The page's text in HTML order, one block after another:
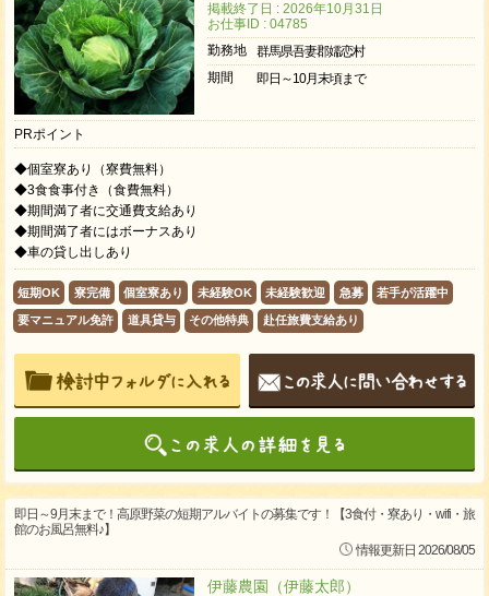
掲載終了日 : 2026年10月31日
お仕事ID : 04785
勤務地
群馬県吾妻郡嬬恋村
期間
即日～10月末頃まで
PRポイント
◆個室寮あり（寮費無料）
◆3食食事付き（食費無料）
◆期間満了者に交通費支給あり
◆期間満了者にはボーナスあり
◆車の貸し出しあり
短期OK 寮完備 個室寮あり 未経験OK 未経験歓迎 急募 若手が活躍中
要マニュアル免許 道具貸与 その他特典 赴任旅費支給あり
即日～9月末まで！高原野菜の短期アルバイトの募集です！【3食付・寮あり・wifi・旅
館のお風呂無料♪】
情報更新日 2026/08/05
伊藤農園（伊藤太郎）